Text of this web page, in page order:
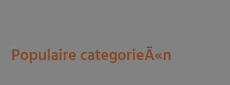
Populaire categorieÃ«n